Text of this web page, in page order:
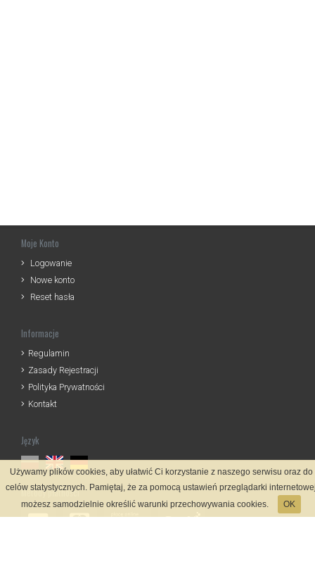
Moje Konto
Logowanie
Nowe konto
Reset hasła
Informacje
Regulamin
Zasady Rejestracji
Polityka Prywatności
Kontakt
Język
Metody płatności
Używamy plików cookies, aby ułatwić Ci korzystanie z naszego serwisu oraz do
celów statystycznych. Pamiętaj, że za pomocą ustawień przeglądarki
możesz samodzielnie określić warunki przechowywania cookies.
OK